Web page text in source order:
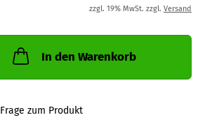
zzgl. 19% MwSt. zzgl. Versand
In den Warenkorb
Frage zum Produkt